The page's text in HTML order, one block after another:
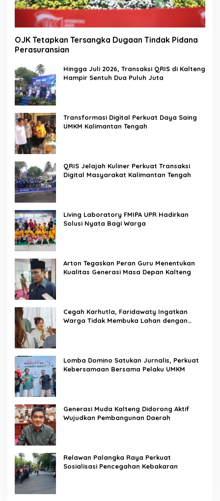
OJK Tetapkan Tersangka Dugaan Tindak Pidana
Perasuransian
Hingga Juli 2026, Transaksi QRIS di Kalteng
Hampir Sentuh Dua Puluh Juta
Transformasi Digital Perkuat Daya Saing
UMKM Kalimantan Tengah
QRIS Jelajah Kuliner Perkuat Transaksi
Digital Masyarakat Kalimantan Tengah
Living Laboratory FMIPA UPR Hadirkan
Solusi Nyata Bagi Warga
Arton Tegaskan Peran Guru Menentukan
Kualitas Generasi Masa Depan Kalteng
Cegah Karhutla, Faridawaty Ingatkan
Warga Tidak Membuka Lahan dengan
Lomba Domino Satukan Jurnalis, Perkuat
Kebersamaan Bersama Pelaku UMKM
Generasi Muda Kalteng Didorong Aktif
Wujudkan Pembangunan Daerah
Relawan Palangka Raya Perkuat
Sosialisasi Pencegahan Kebakaran